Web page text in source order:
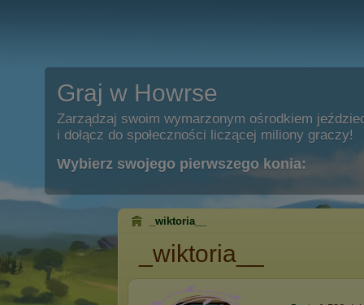
Graj w Howrse
Zarządzaj swoim wymarzonym ośrodkiem
i dołącz do społeczności liczącej miliony graczy!
Wybierz swojego pierwszego konia:
_wiktoria__
_wiktoria__